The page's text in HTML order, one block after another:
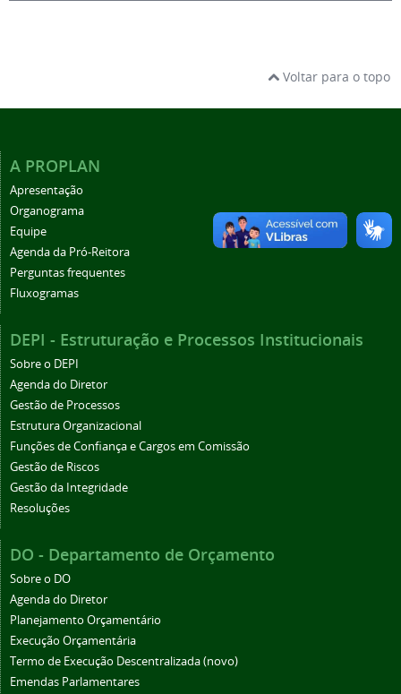
Voltar para o topo
A PROPLAN
Apresentação
Organograma
Equipe
Agenda da Pró-Reitora
Perguntas frequentes
Fluxogramas
DEPI - Estruturação e Processos Institucionais
Sobre o DEPI
Agenda do Diretor
Gestão de Processos
Estrutura Organizacional
Funções de Confiança e Cargos em Comissão
Gestão de Riscos
Gestão da Integridade
Resoluções
DO - Departamento de Orçamento
Sobre o DO
Agenda do Diretor
Planejamento Orçamentário
Execução Orçamentária
Termo de Execução Descentralizada (novo)
Emendas Parlamentares